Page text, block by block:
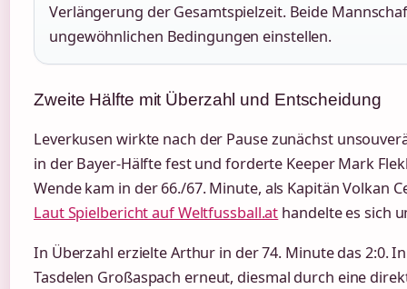
Verlängerung der Gesamtspielzeit. Beide
ungewöhnlichen Bedingungen einstellen.
Zweite Hälfte mit Überzahl und Entscheidung
Leverkusen wirkte nach der Pause zunächst
in der Bayer-Hälfte fest und forderte Keeper Mark
Wende kam in der 66./67. Minute, als Kapitän Volkan
Laut Spielbericht auf Weltfussball.at handelte es sich
In Überzahl erzielte Arthur in der 74. Minute das 2:0.
Tasdelen Großaspach erneut, diesmal durch eine